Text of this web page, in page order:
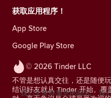
© 2026 Tinder LLC
不管是想认真交往，还是随便
结识好友就从 Tinder 开始。
获取应用程序！
App Store
Google Play Store
我们非常尊重您的隐私。我